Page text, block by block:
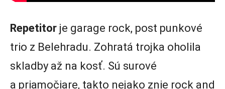
Repetitor je garage rock, post punkové
trio z Belehradu. Zohratá trojka oholila
skladby až na kosť. Sú surové
a priamočiare, takto nejako znie rock and